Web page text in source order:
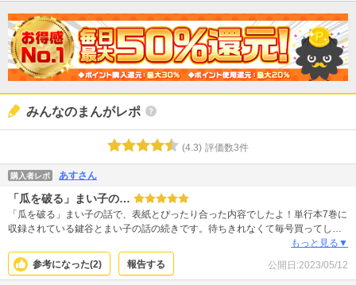
みんなのまんがレポ
(4.3) 評価数3件
購入者レポ あすさん
「瓜を破る」まい子の…
「瓜を破る」まい子の話で、表紙とぴったり合った内容でしたよ！単行本7巻に
収録されている鍵谷とまい子の話の続きです。待ちきれなくて毎号買ってしま
の感じも伝わって最高です。服の色はキャラクターの個性や心情も表れると思
っているので、単行本にも表紙のカラーが入ってほしいくらい！ 表紙も巻頭
もっと見る▼
参考になった(2) 報告する 公開日:2023/05/12